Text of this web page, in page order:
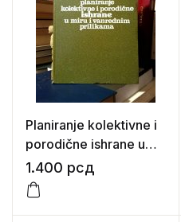
Planiranje kolektivne i
porodične ishrane u
miru i vanrednim
prilikama
1.400 рсд